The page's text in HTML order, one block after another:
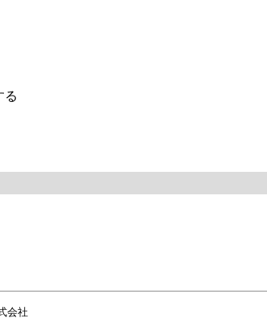
る
会社